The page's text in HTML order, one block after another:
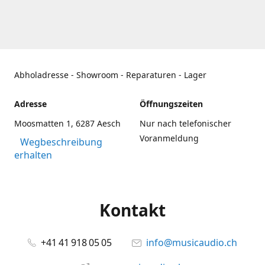
Abholadresse - Showroom - Reparaturen - Lager
Adresse
Moosmatten 1, 6287 Aesch
Wegbeschreibung
erhalten
Öffnungszeiten
Nur nach telefonischer
Voranmeldung
Kontakt
+41 41 918 05 05
info@musicaudio.ch